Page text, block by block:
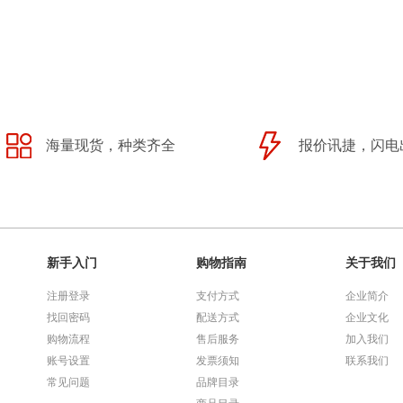
海量现货，种类齐全 报价讯捷，闪电
新手入门
注册登录
找回密码
购物流程
账号设置
常见问题
购物指南
支付方式
配送方式
售后服务
发票须知
品牌目录
关于我们
企业简介
企业文化
加入我们
联系我们